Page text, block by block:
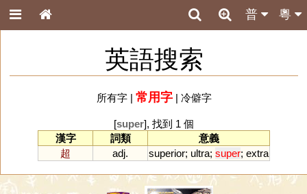
粵
普
英語搜索
所有字| 常用字| 冷僻字
[super], 找到 1 個
漢字
詞類
意義
超
adj. superior; ultra; super; extra